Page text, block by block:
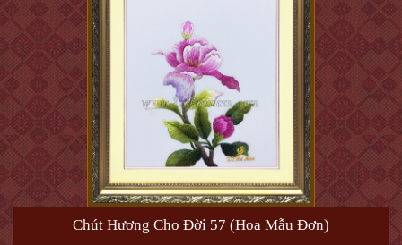
Chút Hương Cho Đời 57 (Hoa Mẫu Đơn)